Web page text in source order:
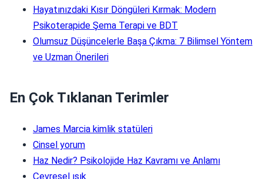
Hayatınızdaki Kısır Döngüleri Kırmak: Modern
Psikoterapide Şema Terapi ve BDT
Olumsuz Düşüncelerle Başa Çıkma: 7 Bilimsel Yöntem
ve Uzman Önerileri
En Çok Tıklanan Terimler
James Marcia kimlik statüleri
Cinsel yorum
Haz Nedir? Psikolojide Haz Kavramı ve Anlamı
Çevresel ışık